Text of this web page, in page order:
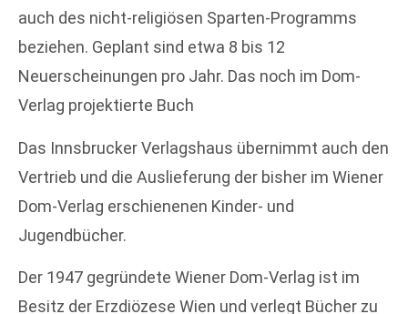
auch des nicht-religiösen Sparten-Programms
beziehen. Geplant sind etwa 8 bis 12
Neuerscheinungen pro Jahr. Das noch im Dom-
Verlag projektierte Buch
Das Innsbrucker Verlagshaus übernimmt auch den
Vertrieb und die Auslieferung der bisher im Wiener
Dom-Verlag erschienenen Kinder- und
Jugendbücher.
Der 1947 gegründete Wiener Dom-Verlag ist im
Besitz der Erzdiözese Wien und verlegt Bücher zu